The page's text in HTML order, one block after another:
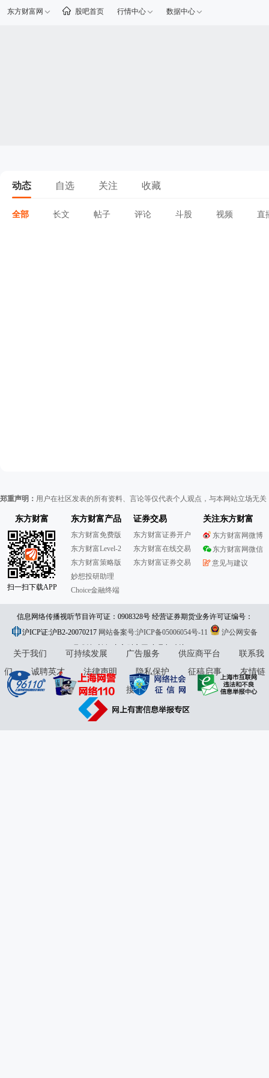
东方财富网 股吧首页 行情中心 数据中心
动态 自选 关注 收藏
全部 长文 帖子 评论 斗股 视频 直
郑重声明： 用户在社区发表的所有资料、言论等仅代表个人观点，与本网站立场无
东方财富
扫一扫下载APP
东方财富产品
东方财富免费版
东方财富Level-2
东方财富策略版
妙想投研助理
Choice金融终端
证券交易
东方财富证券开户
东方财富在线交易
东方财富证券交易
关注东方财富
东方财富网微博
东方财富网微信
意见与建议
信息网络传播视听节目许可证：0908328号 经营证券期货业务许可证编号：
913101046312860336 违法和不良信息举报:021-61278686 举报邮箱：
jubao@eastmoney.com
沪ICP证:沪B2-20070217 网站备案号:沪ICP备05006054号-11
沪公网安备
31010402000120号版权所有:东方财富网意见与建议:4000300059/952500
关于我们 可持续发展 广告服务 供应商平台
联系我
们
诚聘英才 法律声明 隐私保护 征稿启事
友情链
接